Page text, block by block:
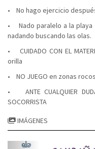
• No hago ejercicio
• Nado paralelo a la
nadando buscando las olas.
• CUIDADO CON EL
orilla
• NO JUEGO en zonas
• ANTE CUALQUIER
SOCORRISTA
IMÁGENES